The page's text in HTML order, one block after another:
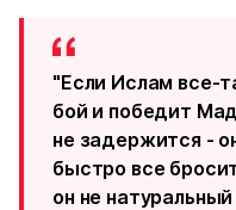
"Если Ислам все-
бой и победит
не задержится -
быстро все
он не